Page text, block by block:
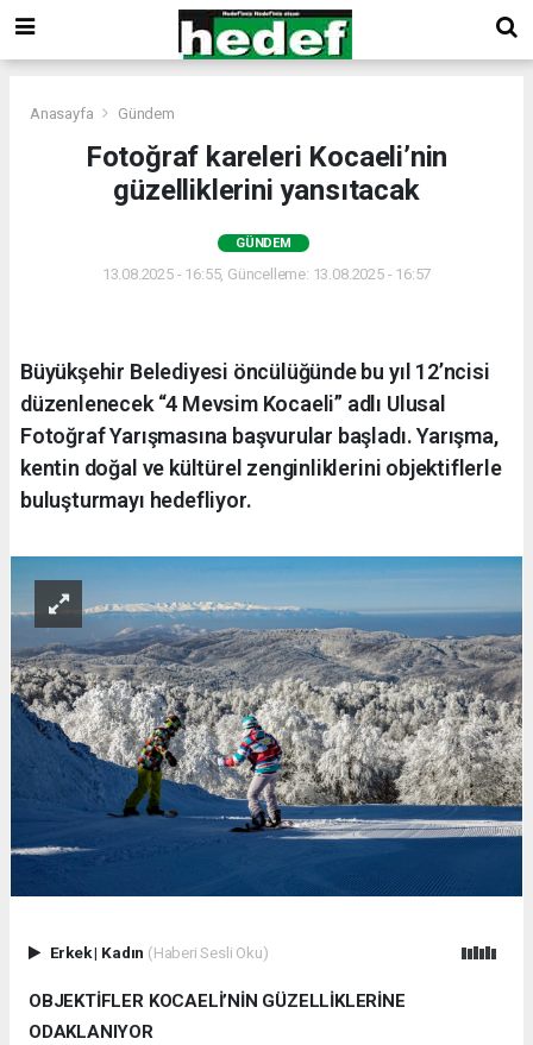
Anasayfa Gündem
Fotoğraf kareleri Kocaeli’nin
güzelliklerini yansıtacak
GÜNDEM
13.08.2025 - 16:55, Güncelleme: 13.08.2025 - 16:57
Büyükşehir Belediyesi öncülüğünde bu yıl 12’ncisi
düzenlenecek “4 Mevsim Kocaeli” adlı Ulusal
Fotoğraf Yarışmasına başvurular başladı. Yarışma,
kentin doğal ve kültürel zenginliklerini objektiflerle
buluşturmayı hedefliyor.
Erkek| Kadın (Haberi Sesli Oku)
OBJEKTİFLER KOCAELİ’NİN GÜZELLİKLERİNE
ODAKLANIYOR